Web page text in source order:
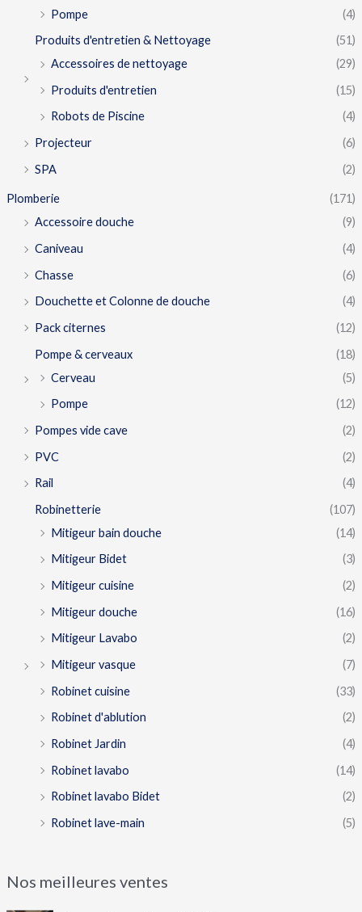
Pompe
(4)
Produits d'entretien & Nettoyage
(51)
Accessoires de nettoyage
(29)
Produits d'entretien
(15)
Robots de Piscine
(4)
Projecteur
(6)
SPA
(2)
Plomberie
(171)
Accessoire douche
(9)
Caniveau
(4)
Chasse
(6)
Douchette et Colonne de douche
(4)
Pack citernes
(12)
Pompe & cerveaux
(18)
Cerveau
(5)
Pompe
(12)
Pompes vide cave
(2)
PVC
(2)
Rail
(4)
Robinetterie
(107)
Mitigeur bain douche
(14)
Mitigeur Bidet
(3)
Mitigeur cuisine
(2)
Mitigeur douche
(16)
Mitigeur Lavabo
(2)
Mitigeur vasque
(7)
Robinet cuisine
(33)
Robinet d'ablution
(2)
Robinet Jardin
(4)
Robinet lavabo
(14)
Robinet lavabo Bidet
(2)
Robinet lave-main
(5)
Nos meilleures ventes